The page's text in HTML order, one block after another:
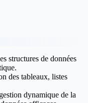
structures de données
des tableaux, listes
dynamique de la